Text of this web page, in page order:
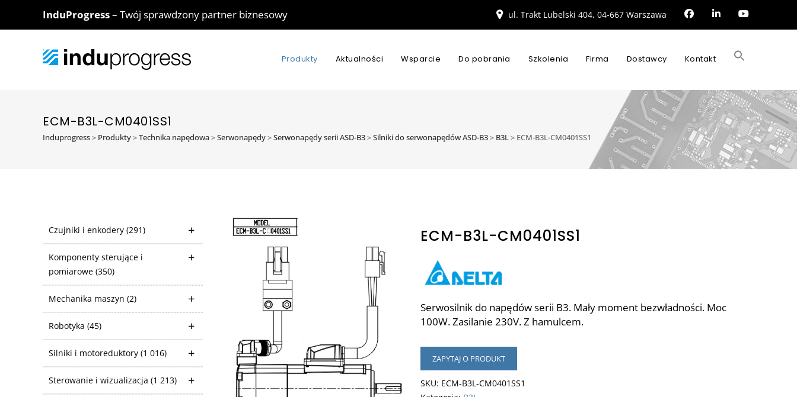
InduProgress– Twój sprawdzony partner biznesowy ul. Trakt Lubelski 404, 04-667 Warszawa
Produkty Aktualności Wsparcie Do pobrania Szkolenia Firma Dostawcy Kontakt
ECM-B3L-CM0401SS1
Induprogress> Produkty>Technika napędowa>Serwonapędy>Serwonapędy serii ASD-B3>Silniki do serwonapędów ASD-B3> B3L> ECM-B3L-CM0401SS1
Czujniki i enkodery (291)
Komponenty sterujące i
pomiarowe (350)
Mechanika maszyn (2)
Robotyka (45)
Silniki i motoreduktory (1 016)
Sterowanie i wizualizacja (1 213)
ECM-B3L-CM0401SS1
Serwosilnik do napędów serii B3. Mały moment bezwładności. Moc
100W. Zasilanie 230V. Z hamulcem.
ZAPYTAJ O PRODUKT
SKU: ECM-B3L-CM0401SS1